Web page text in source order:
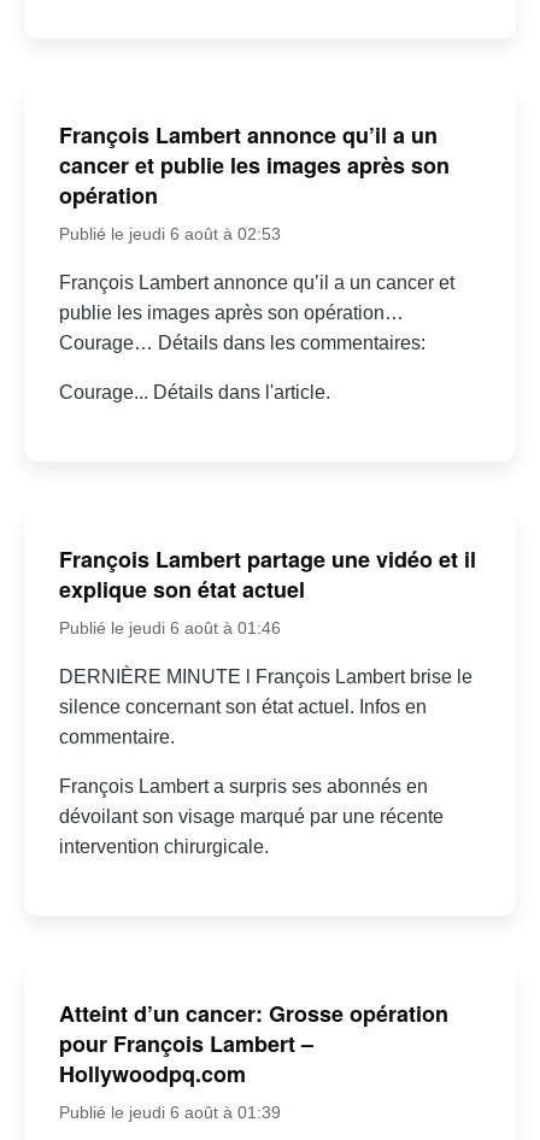
François Lambert annonce qu’il a un
cancer et publie les images après son
opération
Publié le jeudi 6 août à 02:53
François Lambert annonce qu’il a un cancer et
publie les images après son opération…
Courage… Détails dans les commentaires:
Courage... Détails dans l'article.
François Lambert partage une vidéo et il
explique son état actuel
Publié le jeudi 6 août à 01:46
DERNIÈRE MINUTE l François Lambert brise le
silence concernant son état actuel. Infos en
commentaire.
François Lambert a surpris ses abonnés en
dévoilant son visage marqué par une récente
intervention chirurgicale.
Atteint d’un cancer: Grosse opération
pour François Lambert –
Hollywoodpq.com
Publié le jeudi 6 août à 01:39